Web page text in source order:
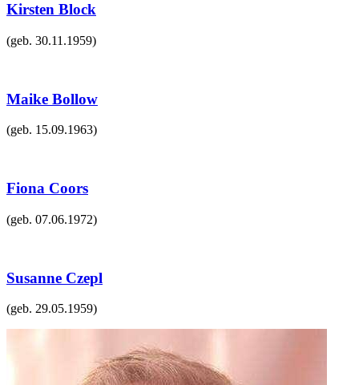
Kirsten Block
(geb. 30.11.1959)
Maike Bollow
(geb. 15.09.1963)
Fiona Coors
(geb. 07.06.1972)
Susanne Czepl
(geb. 29.05.1959)